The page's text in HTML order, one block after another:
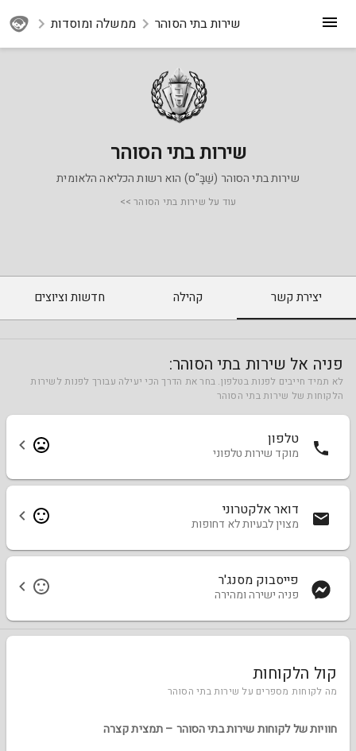
ממשלה ומוסדות שירות בתי הסוהר
שירות בתי הסוהר
שירות בתי הסוהר (שַׁבָּ"ס) הוא רשות הכליאה הלאומית
עוד על שירות בתי הסוהר >>
יצירת קשר קהילה חדשות וציוצים
פניה אל שירות בתי הסוהר:
לא תמיד חייבים לפנות בטלפון. בחר את הדרך הכי יעילה עבורך לפנות לשירות
הלקוחות של שירות בתי הסוהר
טלפון
מוקד שירות טלפוני
דואר אלקטרוני
מצוין לבעיות לא דחופות
פייסבוק מסנג'ר
פניה ישירה ומהירה
קול הלקוחות
מה לקוחות מספרים על שירות בתי הסוהר
חוויות של לקוחות שירות בתי הסוהר – תמצית קצרה